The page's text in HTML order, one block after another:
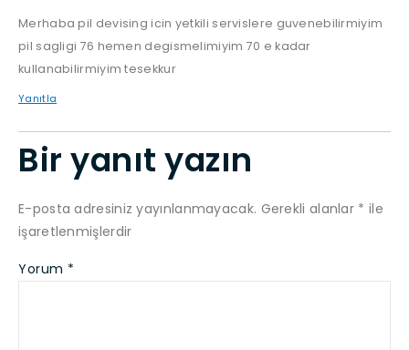
Merhaba pil devising icin yetkili servislere guvenebilirmiyim
pil sagligi 76 hemen degismelimiyim 70 e kadar
kullanabilirmiyim tesekkur
Yanıtla
Bir yanıt yazın
E-posta adresiniz yayınlanmayacak. Gerekli alanlar * ile
işaretlenmişlerdir
Yorum *